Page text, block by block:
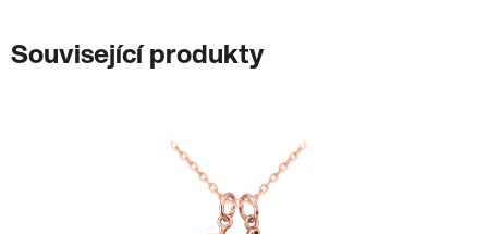
Související produkty